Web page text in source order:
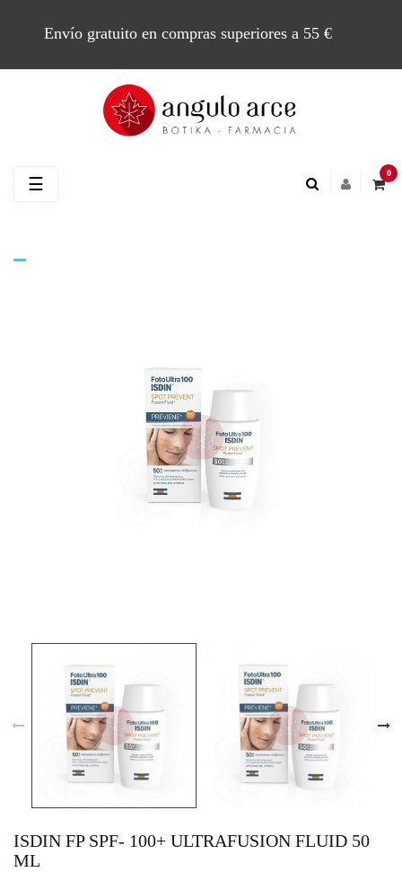
Envío gratuito en compras superiores a 55 €
0
Navegación
☰
ISDIN FP SPF- 100+ ULTRAFUSION FLUID 50
ML